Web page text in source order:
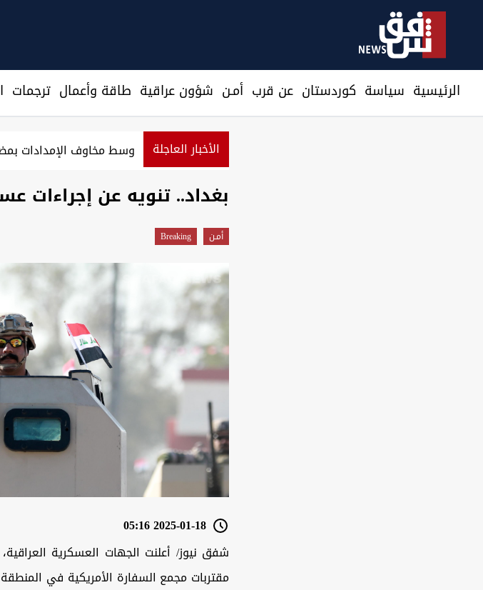
الرئيسية سیاسة كوردستان عن قرب أمـن شؤون عراقية طاقة وأعمال ترجمات
الأخبار العاجلة وسط مخاوف الإمدادات بمضيق
بغداد.. تنويه عن إجراءات
أمـن Breaking
2025-01-18 05:16
شفق نيوز/ أعلنت الجهات العسكرية
مقتربات مجمع السفارة الأمريكية في